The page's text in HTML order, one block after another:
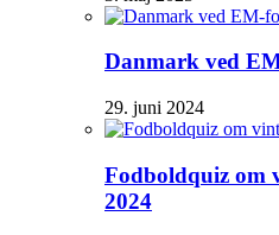
Danmark ved
29. juni 2024
Fodboldquiz om
2024